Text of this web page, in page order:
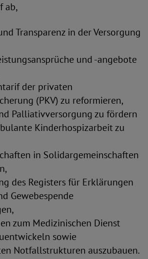
ab,
Transparenz in der Versorgung
und -angebote
der privaten
(PKV) zu reformieren,
Palliativversorgung zu fördern
Kinderhospizarbeit zu
in Solidargemeinschaften
des Registers für Erklärungen
Gewebespende
zum Medizinischen Dienst
sowie
Notfallstrukturen auszubauen.